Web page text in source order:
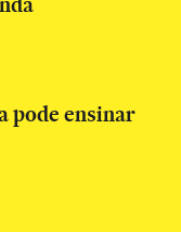
pode ensinar